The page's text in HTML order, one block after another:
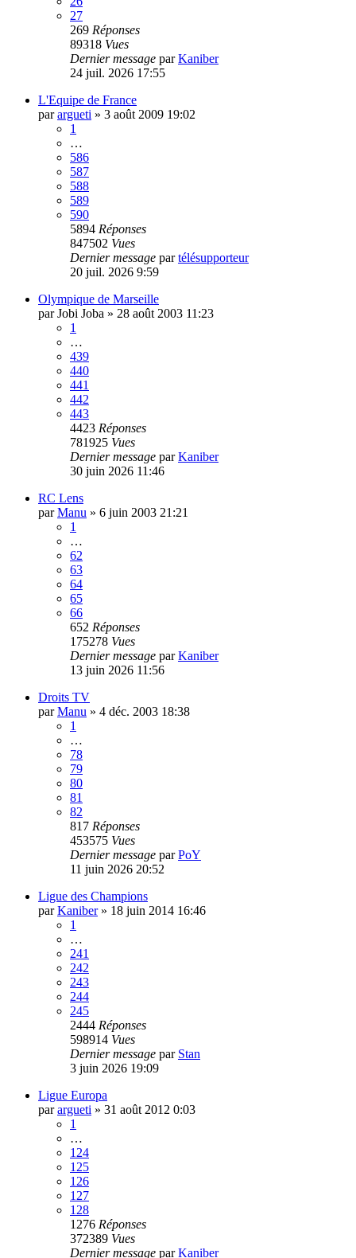
27
269 Réponses
89318 Vues
Dernier message parKaniber
24 juil. 2026 17:55
L'Equipe de France
parargueti » 3 août 2009 19:02
1
…
586
587
588
589
590
5894 Réponses
847502 Vues
Dernier message partélésupporteur
20 juil. 2026 9:59
Olympique de Marseille
parJobi Joba » 28 août 2003 11:23
1
…
439
440
441
442
443
4423 Réponses
781925 Vues
Dernier message parKaniber
30 juin 2026 11:46
RC Lens
parManu » 6 juin 2003 21:21
1
…
62
63
64
65
66
652 Réponses
175278 Vues
Dernier message parKaniber
13 juin 2026 11:56
Droits TV
parManu » 4 déc. 2003 18:38
1
…
78
79
80
81
82
817 Réponses
453575 Vues
Dernier message parPoY
11 juin 2026 20:52
Ligue des Champions
parKaniber» 18 juin 2014 16:46
1
…
241
242
243
244
245
2444 Réponses
598914 Vues
Dernier message par Stan
3 juin 2026 19:09
Ligue Europa
parargueti » 31 août 2012 0:03
1
…
124
125
126
127
128
1276 Réponses
372389 Vues
Dernier message parKaniber